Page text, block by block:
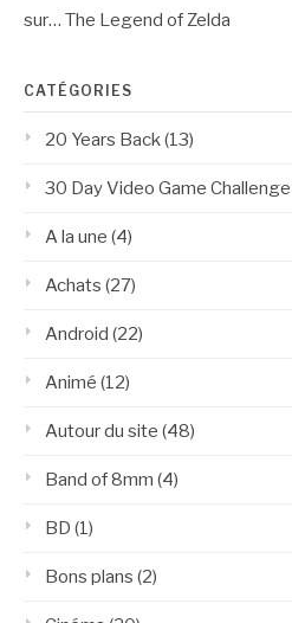
sur… The Legend of Zelda
CATÉGORIES
20 Years Back(13)
30 Day Video Game Challenge
A la une (4)
Achats (27)
Android (22)
Animé (12)
Autour du site (48)
Band of 8mm (4)
BD (1)
Bons plans (2)